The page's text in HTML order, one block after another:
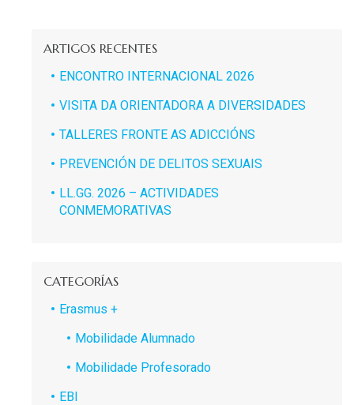
ARTIGOS RECENTES
ENCONTRO INTERNACIONAL 2026
VISITA DA ORIENTADORA A DIVERSIDADES
TALLERES FRONTE AS ADICCIÓNS
PREVENCIÓN DE DELITOS SEXUAIS
LL.GG. 2026 – ACTIVIDADES
CONMEMORATIVAS
CATEGORÍAS
Erasmus +
Mobilidade Alumnado
Mobilidade Profesorado
EBI